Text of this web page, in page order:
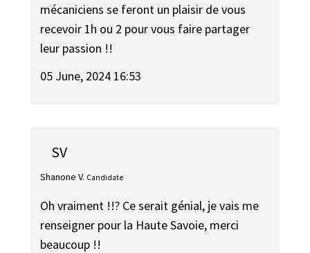
mécaniciens se feront un plaisir de vous
recevoir 1h ou 2 pour vous faire partager
leur passion !!
05 June, 2024 16:53
SV
Shanone V. Candidate
Oh vraiment !!? Ce serait génial, je vais me
renseigner pour la Haute Savoie, merci
beaucoup !!